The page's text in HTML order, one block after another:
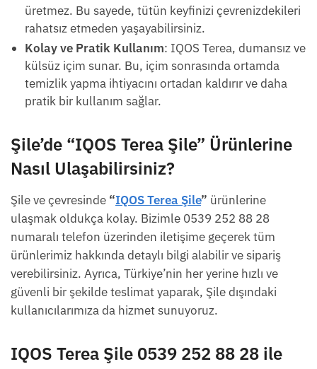
üretmez. Bu sayede, tütün keyfinizi çevrenizdekileri
rahatsız etmeden yaşayabilirsiniz.
Kolay ve Pratik Kullanım: IQOS Terea, dumansız ve
külsüz içim sunar. Bu, içim sonrasında ortamda
temizlik yapma ihtiyacını ortadan kaldırır ve daha
pratik bir kullanım sağlar.
Şile’de “IQOS Terea Şile” Ürünlerine
Nasıl Ulaşabilirsiniz?
Şile ve çevresinde “IQOS Terea Şile” ürünlerine
ulaşmak oldukça kolay. Bizimle 0539 252 88 28
numaralı telefon üzerinden iletişime geçerek tüm
ürünlerimiz hakkında detaylı bilgi alabilir ve sipariş
verebilirsiniz. Ayrıca, Türkiye’nin her yerine hızlı ve
güvenli bir şekilde teslimat yaparak, Şile dışındaki
kullanıcılarımıza da hizmet sunuyoruz.
IQOS Terea Şile 0539 252 88 28 ile